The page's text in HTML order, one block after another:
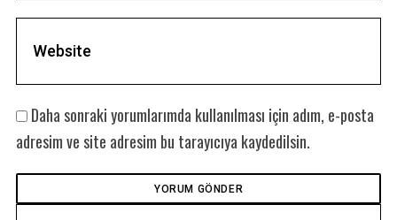
Daha sonraki yorumlarımda kullanılması için adım, e-posta
adresim ve site adresim bu tarayıcıya kaydedilsin.